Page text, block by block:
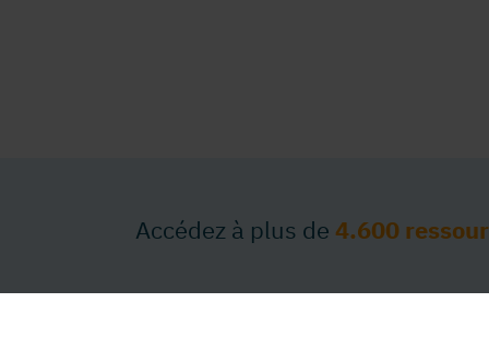
Accédez à plus de 4.600